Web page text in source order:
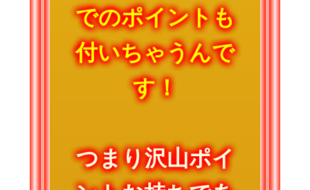
でのポイントも
付いちゃうんで
す！
つまり沢山ポイ